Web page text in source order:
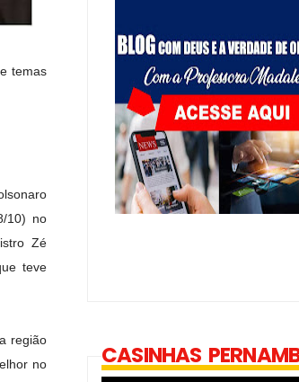
temas
10) no
Zé
teve
região
no
CASINHAS